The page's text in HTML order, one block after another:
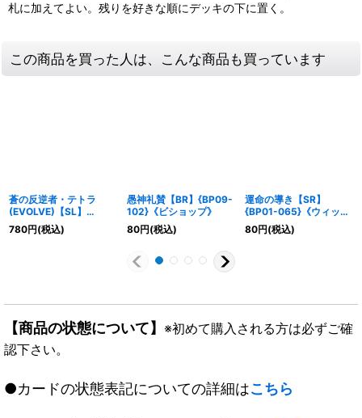
札に加えてよい。残りを好きな順にデッキの下に置く。
この商品を買った人は、こんな商品も買っています
蒼の反逆者・テトラ
(EVOLVE)【SL】
{BP07-SL08}《ウィッ
チ》
780円(税込)
愚神礼賛【BR】{BP09-
102}《ビショップ》
80円(税込)
運命の導き【SR】
{BP01-065}《ウィッ
チ》
80円(税込)
【商品の状態について】 ※初めて購入される方は必ずご確
認下さい。
●カードの状態表記についての詳細はこちら